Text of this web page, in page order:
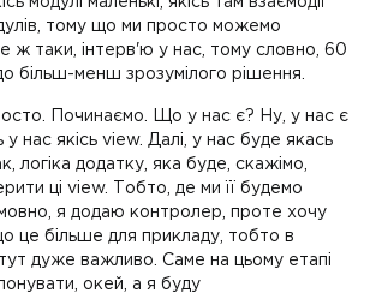
тому що ми просто можемо
ж таки, інтерв'ю у нас, тому словно, 60
більш-менш зрозумілого рішення.
Починаємо. Що у нас є? Ну, у нас є
нас якісь view. Далі, у нас буде якась
логіка додатку, яка буде, скажімо,
ці view. Тобто, де ми її будемо
я додаю контролер, проте хочу
це більше для прикладу, тобто в
дуже важливо. Саме на цьому етапі
окей, а я буду